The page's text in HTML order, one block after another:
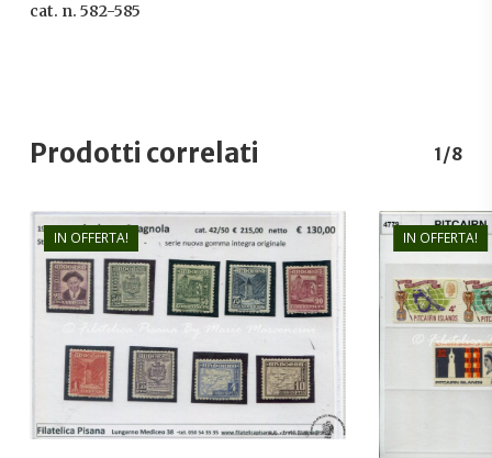
cat. n. 582-585
Prodotti correlati 1/8
IN OFFERTA!
€ 130,00
90,00
IN OFFERTA!